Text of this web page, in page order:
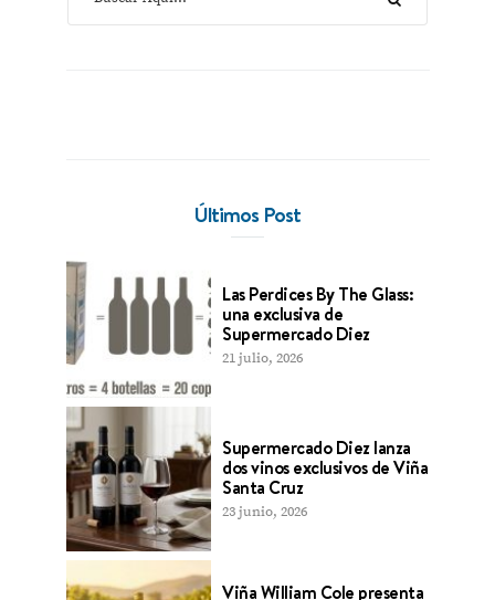
Últimos Post
Las Perdices By The Glass:
una exclusiva de
Supermercado Diez
21 julio, 2026
Supermercado Diez lanza
dos vinos exclusivos de Viña
Santa Cruz
23 junio, 2026
Viña William Cole presenta